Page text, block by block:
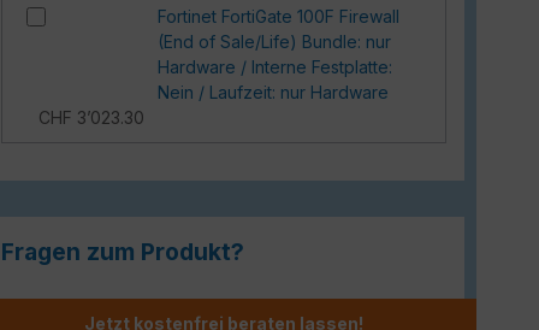
Fortinet FortiGate 100F Firewall
(End of Sale/Life) Bundle: nur
Hardware / Interne Festplatte:
Nein / Laufzeit: nur Hardware
CHF 3’023.30
Fragen zum Produkt?
Jetzt kostenfrei beraten lassen!